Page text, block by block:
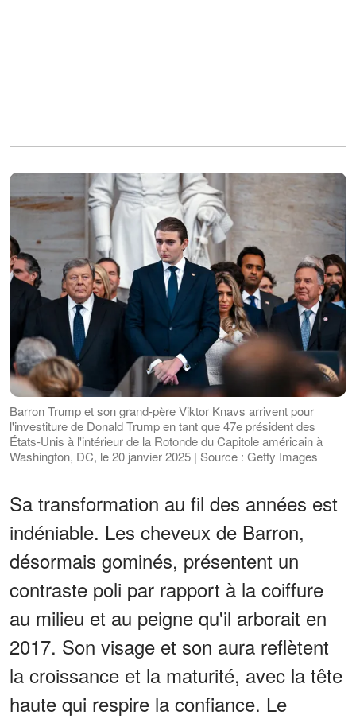
Barron Trump et son grand-père Viktor Knavs arrivent pour
l'investiture de Donald Trump en tant que 47e président des
États-Unis à l'intérieur de la Rotonde du Capitole américain à
Washington, DC, le 20 janvier 2025 | Source : Getty Images
Sa transformation au fil des années est
indéniable. Les cheveux de Barron,
désormais gominés, présentent un
contraste poli par rapport à la coiffure
au milieu et au peigne qu'il arborait en
2017. Son visage et son aura reflètent
la croissance et la maturité, avec la tête
haute qui respire la confiance. Le